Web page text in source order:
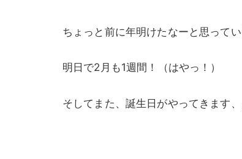
ちょっと前に年明けたなーと思ってい
明日で2月も1週間！（はやっ！）
そしてまた、誕生日がやってきます